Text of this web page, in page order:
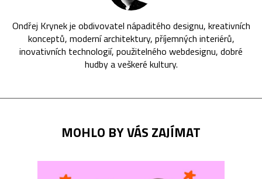
Ondřej Krynek je obdivovatel nápaditého designu, kreativních
konceptů, moderní architektury, příjemných interiérů,
inovativních technologií, použitelného webdesignu, dobré
hudby a veškeré kultury.
MOHLO BY VÁS ZAJÍMAT